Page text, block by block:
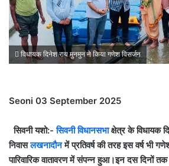
विधायक दिनेश राय मुनमुन ने किया गणेश विसर्जन
Seoni 03 September 2025
सिवनी यशो:-सिवनी विधानसभाक्षेत्र के विधायक
निवासलखनादौनमें प्रतिवर्ष की तरह इस वर्ष भी
पारिवारिक वातावरण में संपन्न हुआ।इन दस दिनों